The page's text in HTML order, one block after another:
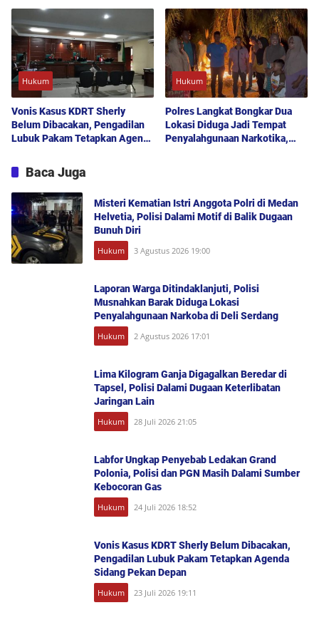
Hukum
Vonis Kasus KDRT Sherly
Belum Dibacakan, Pengadilan
Lubuk Pakam Tetapkan Agenda
Hukum
Polres Langkat Bongkar Dua
Lokasi Diduga Jadi Tempat
Penyalahgunaan Narkotika,
Baca Juga
Misteri Kematian Istri Anggota Polri di Medan
Helvetia, Polisi Dalami Motif di Balik Dugaan
Bunuh Diri
Hukum 3 Agustus 2026 19:00
Laporan Warga Ditindaklanjuti, Polisi
Musnahkan Barak Diduga Lokasi
Penyalahgunaan Narkoba di Deli Serdang
Hukum 2 Agustus 2026 17:01
Lima Kilogram Ganja Digagalkan Beredar di
Tapsel, Polisi Dalami Dugaan Keterlibatan
Jaringan Lain
Hukum 28 Juli 2026 21:05
Labfor Ungkap Penyebab Ledakan Grand
Polonia, Polisi dan PGN Masih Dalami Sumber
Kebocoran Gas
Hukum 24 Juli 2026 18:52
Vonis Kasus KDRT Sherly Belum Dibacakan,
Pengadilan Lubuk Pakam Tetapkan Agenda
Sidang Pekan Depan
Hukum 23 Juli 2026 19:11